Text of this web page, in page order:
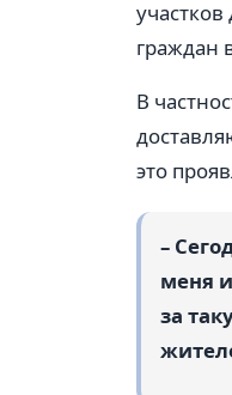
граждан
В
это
–
меня
за